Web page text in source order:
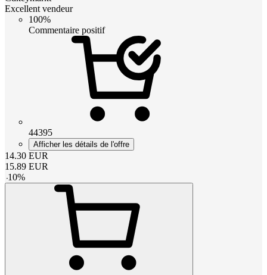
Excellent vendeur
100%
Commentaire positif
44395
Afficher les détails de l'offre
14.30 EUR
15.89 EUR
-10%